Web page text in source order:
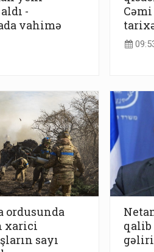
-
vahimə
Cəmi
ordusunda
xarici
sayı
qalib